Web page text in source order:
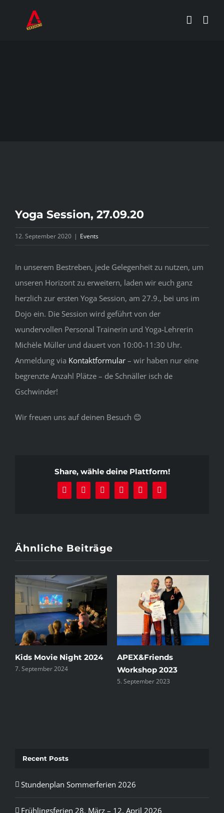
grösseres
Bild
Yoga Session, 27.09.20
12. September 2020 | Events
In unserem Bestreben, jede Gelegenheit zu nutzen, um
unseren Horizont zu erweitern, laden wir euch ganz
herzlich zur ersten Yoga Session, am 27.9., bei uns im
Dojo ein. Die Session wird geführt von der
wundervollen Personal Trainerin und Yoga-Lehrerin
Michèle Müller und dauert von 10:00-11:30 Uhr.
Anmeldung via Kontaktformular – wir haben nur eine
begrenzte Anzahl Plätze – de Schnäller isch de
Gschwinder!
Wir freuen uns auf deinen Besuch 😊
Share, wähle deine Plattform!
Facebook
X RedditLinkedInPinterest
E-
Mail
Ähnliche Beiträge
Kids Movie Night 2024
7. September 2024
APEX&Friends
Workshop 2023
5. September 2023
Recent Posts
Stundenplan Sommerferien 2026
Frühlingsferien 28. März – 12. April 2026